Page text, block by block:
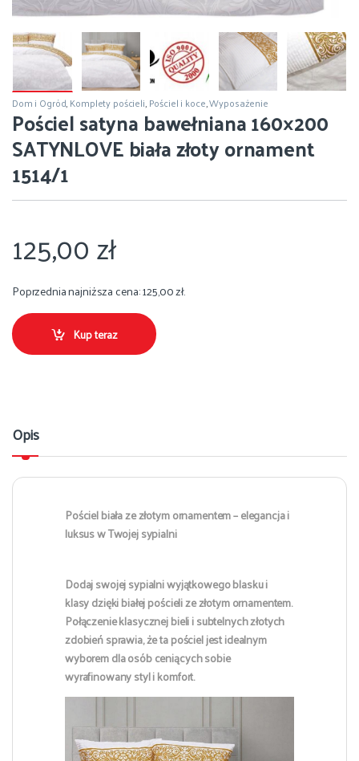
Dom i Ogród,Komplety pościeli,Pościel i koce,Wyposażenie
Pościel satyna bawełniana 160×200
SATYNLOVE biała złoty ornament
1514/1
125,00zł
Poprzednia najniższa cena:125,00zł.
Kup teraz
Opis
Pościel biała ze złotym ornamentem – elegancja i
luksus w Twojej sypialni
Dodaj swojej sypialni wyjątkowego blasku i
klasy dzięki białej pościeli ze złotym ornamentem.
Połączenie klasycznej bieli i subtelnych złotych
zdobień sprawia, że ta pościel jest idealnym
wyborem dla osób ceniących sobie
wyrafinowany styl i komfort.